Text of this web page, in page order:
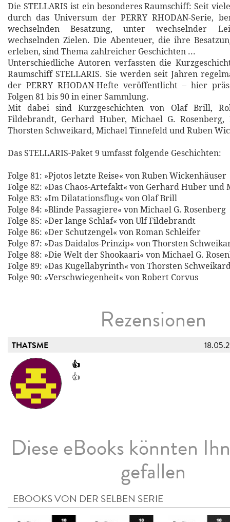
Die STELLARIS ist ein besonderes Raumschiff: Seit
durch das Universum der PERRY RHODAN-Serie,
wechselnden Besatzung, unter wechselnder
wechselnden Zielen. Die Abenteuer, die ihre
erleben, sind Thema zahlreicher Geschichten ...
Unterschiedliche Autoren verfassten die
Raumschiff STELLARIS. Sie werden seit Jahren
der PERRY RHODAN-Hefte veröffentlicht – hier
Folgen 81 bis 90 in einer Sammlung.
Mit dabei sind Kurzgeschichten von Olaf Brill,
Fildebrandt, Gerhard Huber, Michael G. Rosenberg,
Thorsten Schweikard, Michael Tinnefeld und Ruben
Das STELLARIS-Paket 9 umfasst folgende Geschichten:
Folge 81: »Pjotos letzte Reise« von Ruben Wickenhäuser
Folge 82: »Das Chaos-Artefakt« von Gerhard Huber
Folge 83: »Im Dilatationsflug« von Olaf Brill
Folge 84: »Blinde Passagiere« von Michael G. Rosenberg
Folge 85: »Der lange Schlaf« von Ulf Fildebrandt
Folge 86: »Der Schutzengel« von Roman Schleifer
Folge 87: »Das Daidalos-Prinzip« von Thorsten
Folge 88: »Die Welt der Shookaari« von Michael G.
Folge 89: »Das Kugellabyrinth« von Thorsten
Folge 90: »Verschwiegenheit« von Robert Corvus
Rezensionen
THATSME
👍
👍
Diese eBooks könnten
gefallen
EBOOKS VON DER SELBEN SERIE